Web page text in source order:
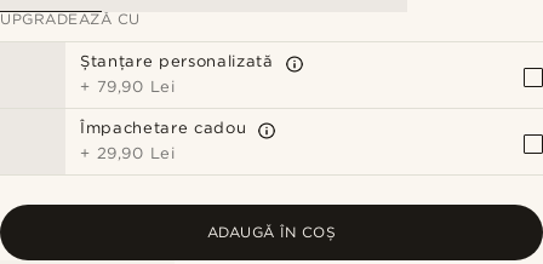
UPGRADEAZĂ CU
Ștanțare personalizată
+ 79,90 Lei
Împachetare cadou
+ 29,90 Lei
ADAUGĂ ÎN COȘ